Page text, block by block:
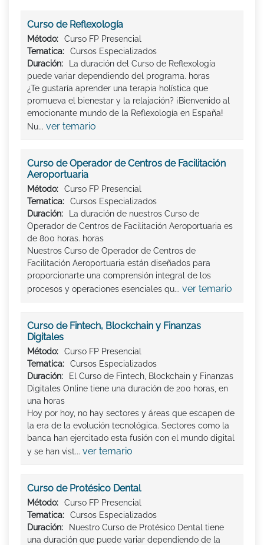
Curso de Reflexología
Método:
Curso FP Presencial
Tematica:
Cursos Especializados
Duración:
La duración del Curso de Reflexología
puede variar dependiendo del programa. horas
¿Te gustaría aprender una terapia holística que
promueva el bienestar y la relajación? ¡Bienvenido al
emocionante mundo de la Reflexología en España!
Nu... ver temario
Curso de Operador de Centros de Facilitación
Aeroportuaria
Método:
Curso FP Presencial
Tematica:
Cursos Especializados
Duración:
La duración de nuestros Curso de
Operador de Centros de Facilitación Aeroportuaria es
de 800 horas. horas
Nuestros Curso de Operador de Centros de
Facilitación Aeroportuaria están diseñados para
proporcionarte una comprensión integral de los
procesos y operaciones esenciales qu... ver temario
Curso de Fintech, Blockchain y Finanzas
Digitales
Método:
Curso FP Presencial
Tematica:
Cursos Especializados
Duración:
El Curso de Fintech, Blockchain y Finanzas
Digitales Online tiene una duración de 200 horas, en
una horas
Hoy por hoy, no hay sectores y áreas que escapen de
la era de la evolución tecnológica. Sectores como la
banca han ejercitado esta fusión con el mundo digital
y se han vist... ver temario
Curso de Protésico Dental
Método:
Curso FP Presencial
Tematica:
Cursos Especializados
Duración:
Nuestro Curso de Protésico Dental tiene
una duración que puede variar dependiendo de la